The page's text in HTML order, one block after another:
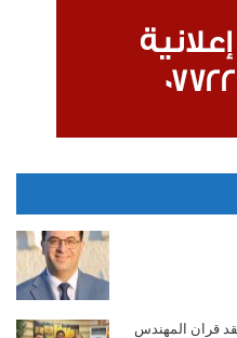
قران المهندس